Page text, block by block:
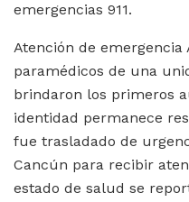
emergencias 911.
Atención de emergencia
paramédicos de una
brindaron los primeros
identidad permanece
fue trasladado de
Cancún para recibir
estado de salud se